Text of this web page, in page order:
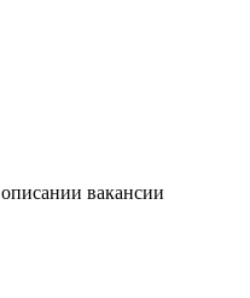
вакансии